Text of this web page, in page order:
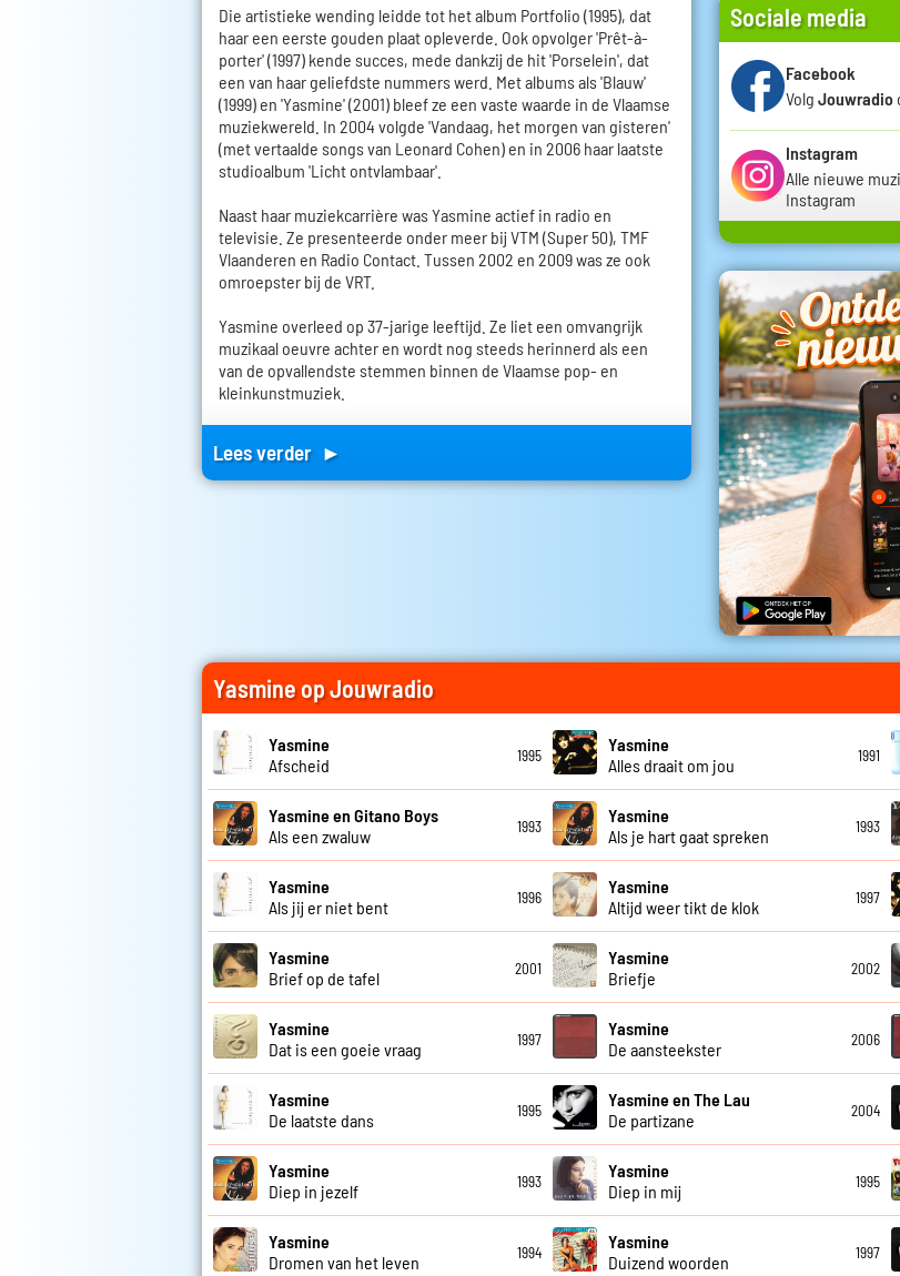
Die artistieke wending leidde tot het album Portfolio (1995), dat
haar een eerste gouden plaat opleverde. Ook opvolger 'Prêt-à-
porter' (1997) kende succes, mede dankzij de hit 'Porselein', dat
een van haar geliefdste nummers werd. Met albums als 'Blauw'
(1999) en 'Yasmine' (2001) bleef ze een vaste waarde in de Vlaamse
muziekwereld. In 2004 volgde 'Vandaag, het morgen van gisteren'
(met vertaalde songs van Leonard Cohen) en in 2006 haar laatste
studioalbum 'Licht ontvlambaar'.
Naast haar muziekcarrière was Yasmine actief in radio en
televisie. Ze presenteerde onder meer bij VTM (Super 50), TMF
Vlaanderen en Radio Contact. Tussen 2002 en 2009 was ze ook
omroepster bij de VRT.
Yasmine overleed op 37-jarige leeftijd. Ze liet een omvangrijk
muzikaal oeuvre achter en wordt nog steeds herinnerd als een
van de opvallendste stemmen binnen de Vlaamse pop- en
kleinkunstmuziek.
Lees verder ►
Sociale media
Facebook
Volg Jouwradio
Instagram
Alle nieuwe
Instagram
Yasmine op Jouwradio
Yasmine
Afscheid
1995
Yasmine
Alles draait om jou
1991
Yasmine en Gitano Boys
Als een zwaluw
1993
Yasmine
Als je hart gaat spreken
1993
Yasmine
Als jij er niet bent
1996
Yasmine
Altijd weer tikt de klok
1997
Yasmine
Brief op de tafel
2001
Yasmine
Briefje
2002
Yasmine
Dat is een goeie vraag
1997
Yasmine
De aansteekster
2006
Yasmine
De laatste dans
1995
Yasmine en The Lau
De partizane
2004
Yasmine
Diep in jezelf
1993
Yasmine
Diep in mij
1995
Yasmine
Dromen van het leven
1994
Yasmine
Duizend woorden
1997